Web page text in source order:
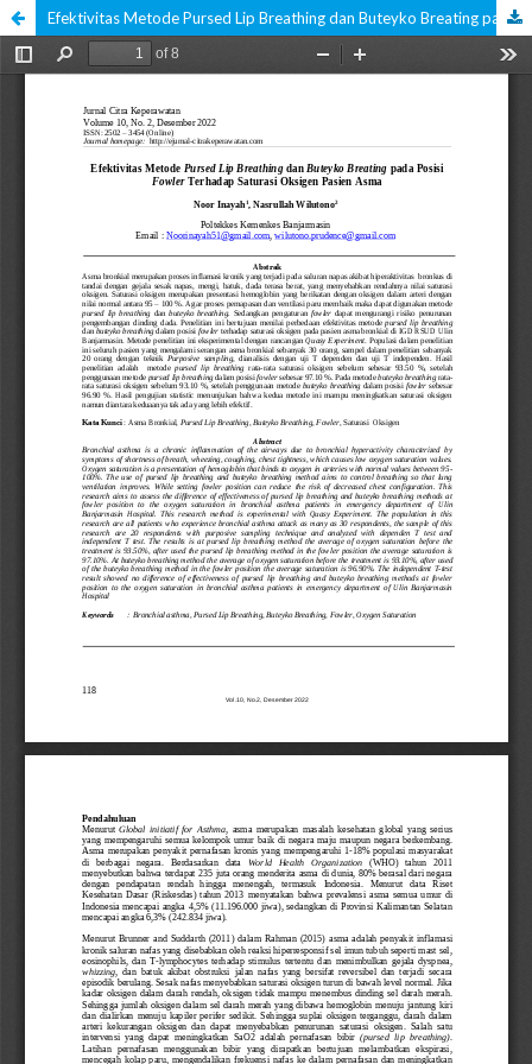
Efektivitas Metode Pursed Lip Breathing dan Buteyko Breating pada Posisi Fowler Terhadap Saturasi Oksigen Pasien Asma